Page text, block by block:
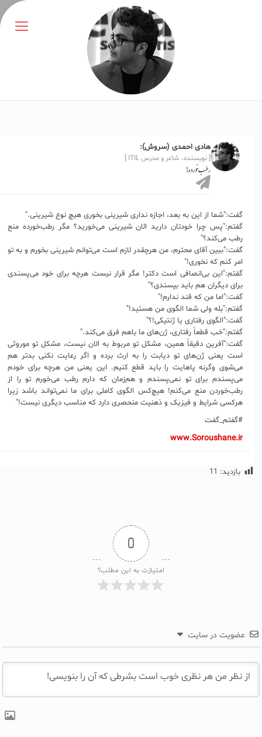
هادی احمدی (سروش):
[ نویسنده، شاعر و مدرس ITIL ]
رطب‌خورده!
گفت:"شما از این به بعد، اجازه نداری شیرینی بخوری هیچ نوع شیرینی."
گفتم:"پس چرا خودتان دارید الان شیرینی می‌خورید؟ مگر رطب‌خورده منع
رطب می‌کند؟"
گفت:"ببین آقای محترم، من هرچقدر لازم است می‌توانم شیرینی بخورم و به تو
امر کنم که نخوری!"
گفتم:"این بی‌انصافی است دکتر! مگر قرار نیست هرچه برای خود می‌پسندی
برای دیگران هم باید بپسندی؟"
گفت:"اما من که قند ندارم!"
گفتم:"بله ولی شما الگوی من هستید!"
گفت:"الگوی رفتاری یا ژنتیکی!؟"
گفتم:"خب قطعاً رفتاری، ژن‌های ما باهم فرق می‌کند."
گفت:"آفرین دقیقاً همین، مشکل تو مربوط به الان نیست، مشکل تو موروثی
است یعنی ژن‌های تو دیابت را به ارث برده و اگر رعایت نکنی بدتر هم
می‌شوی وگرنه پاهایت را باید قطع کنیم. این یعنی من هرچه برای خودم
می‌پسندم برای تو نمی‌پسندم و هم‌زمان که دارم رطب می‌خورم تو را از
رطب‌خوردن منع می‌کنم! هیچ‌کس الگوی کاملی برای ما نمی‌تواند باشد زیرا
هرکسی شرایط و فیزیک و ذهنیت منحصری دارد که مناسب دیگری نیست!"
#گفتم_گفت
www.Soroushane.ir
بازدید: 11
0
امتیازت به این مطلب؟
عضویت در سایت